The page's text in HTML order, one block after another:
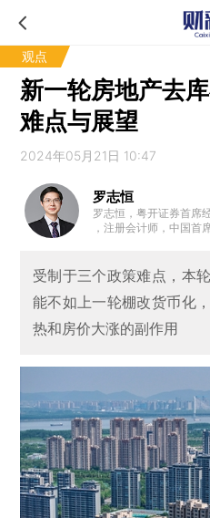
观点
新一轮房地产去
难点与展望
2024年05月21日 10:47
罗志恒
罗志恒，粤开证券首席
，注册会计师，中国首
分析师。2023年7月受
会并做发言。主要研究
受制于三个政策难点，本
能不如上一轮棚改货币化
热和房价大涨的副作用